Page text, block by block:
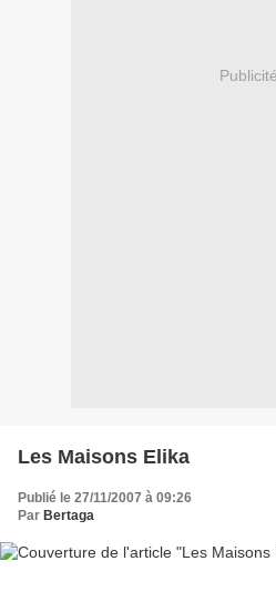
Publicité
Les Maisons Elika
Publié le 27/11/2007 à 09:26
Par Bertaga